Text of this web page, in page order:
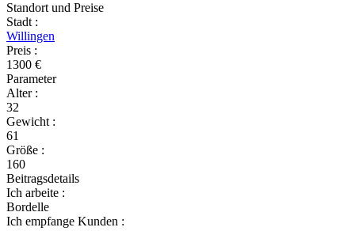
Standort und Preise
Stadt :
Willingen
Preis :
1300 €
Parameter
Alter :
32
Gewicht :
61
Größe :
160
Beitragsdetails
Ich arbeite :
Bordelle
Ich empfange Kunden :